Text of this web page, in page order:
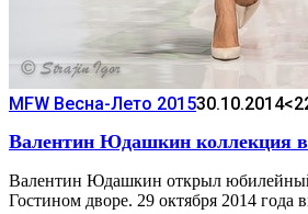
MFW Весна-Лето 201530.10.2014
Валентин Юдашкин коллекция
Валентин Юдашкин открыл
Гостином дворе. 29 октября 2014 года